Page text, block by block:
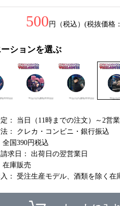
500 円（税込）(税抜価格
ションを選ぶ
： 当日（11時までの注文）～2営業
： クレカ・コンビニ・銀行振込
全国390円税込
求日： 出荷日の翌営業日
在庫販売
： 受注生産モデル、酒類を除く在